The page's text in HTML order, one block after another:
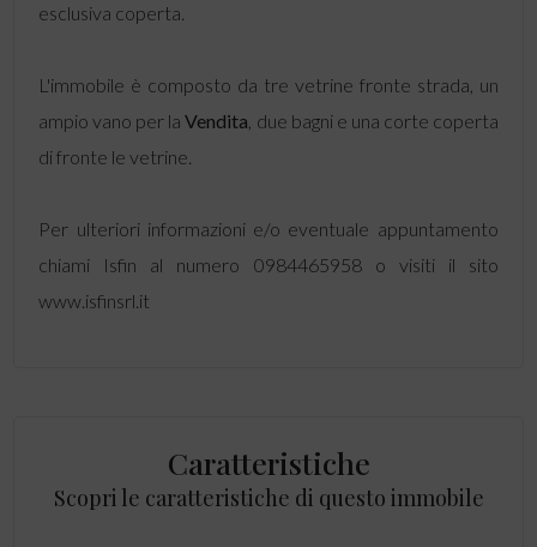
esclusiva coperta.
L'immobile è composto da tre vetrine fronte strada, un
ampio vano per laVendita , due bagni e una corte coperta
di fronte le vetrine.
Per ulteriori informazioni e/o eventuale appuntamento
chiami Isfin al numero 0984465958 o visiti il sito
www.isfinsrl.it
Caratteristiche
Scopri le caratteristiche di questo immobile